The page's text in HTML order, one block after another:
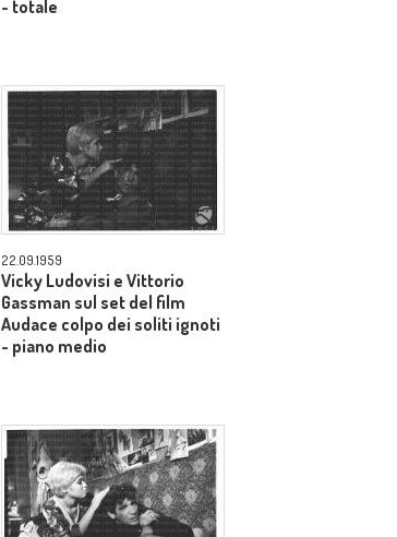
- totale
22.09.1959
Vicky Ludovisi e Vittorio
Gassman sul set del film
Audace colpo dei soliti ignoti
- piano medio